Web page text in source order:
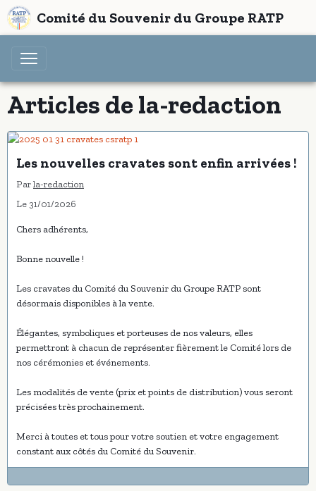
Comité du Souvenir du Groupe RATP
Articles de la-redaction
Les nouvelles cravates sont enfin arrivées !
Parla-redaction
Le 31/01/2026
Chers adhérents,
Bonne nouvelle !
Les cravates du Comité du Souvenir du Groupe RATP sont
désormais disponibles à la vente.
Élégantes, symboliques et porteuses de nos valeurs, elles
permettront à chacun de représenter fièrement le Comité lors de
nos cérémonies et événements.
Les modalités de vente (prix et points de distribution) vous seront
précisées très prochainement.
Merci à toutes et tous pour votre soutien et votre engagement
constant aux côtés du Comité du Souvenir.